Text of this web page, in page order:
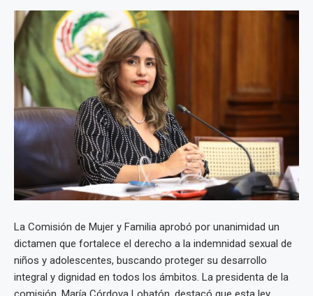
La Comisión de Mujer y Familia aprobó por unanimidad un
dictamen que fortalece el derecho a la indemnidad sexual de
niños y adolescentes, buscando proteger su desarrollo
integral y dignidad en todos los ámbitos. La presidenta de la